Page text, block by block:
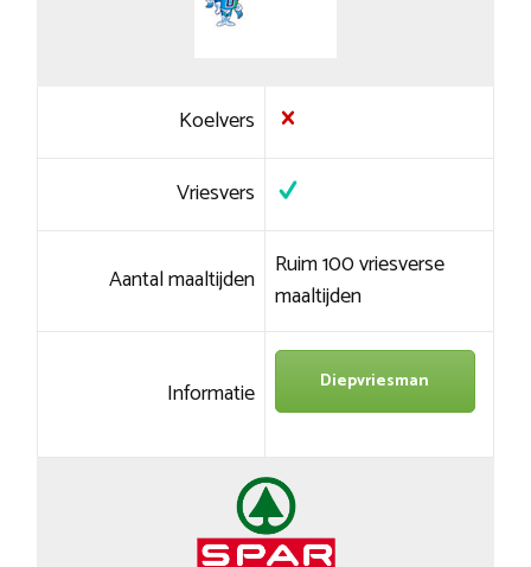
Koelvers
Vriesvers
Aantal maaltijden Ruim 100 vriesverse
maaltijden
Informatie Diepvriesman